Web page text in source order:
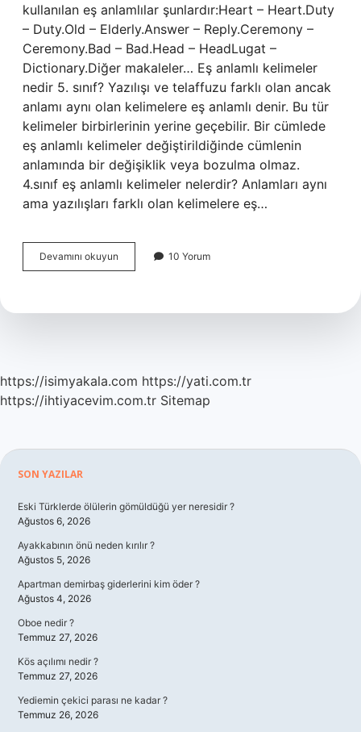
kullanılan eş anlamlılar şunlardır:Heart – Heart.Duty
– Duty.Old – Elderly.Answer – Reply.Ceremony –
Ceremony.Bad – Bad.Head – HeadLugat –
Dictionary.Diğer makaleler… Eş anlamlı kelimeler
nedir 5. sınıf? Yazılışı ve telaffuzu farklı olan ancak
anlamı aynı olan kelimelere eş anlamlı denir. Bu tür
kelimeler birbirlerinin yerine geçebilir. Bir cümlede
eş anlamlı kelimeler değiştirildiğinde cümlenin
anlamında bir değişiklik veya bozulma olmaz.
4.sınıf eş anlamlı kelimeler nelerdir? Anlamları aynı
ama yazılışları farklı olan kelimelere eş…
Devamını okuyun
Eş
10 Yorum
https://isimyakala.com https://yati.com.tr
https://ihtiyacevim.com.tr Sitemap
Sidebar
SON YAZILAR
Eski Türklerde ölülerin gömüldüğü yer neresidir ?
Ağustos 6, 2026
Ayakkabının önü neden kırılır ?
Ağustos 5, 2026
Apartman demirbaş giderlerini kim öder ?
Ağustos 4, 2026
Oboe nedir ?
Temmuz 27, 2026
Kös açılımı nedir ?
Temmuz 27, 2026
Yediemin çekici parası ne kadar ?
Temmuz 26, 2026